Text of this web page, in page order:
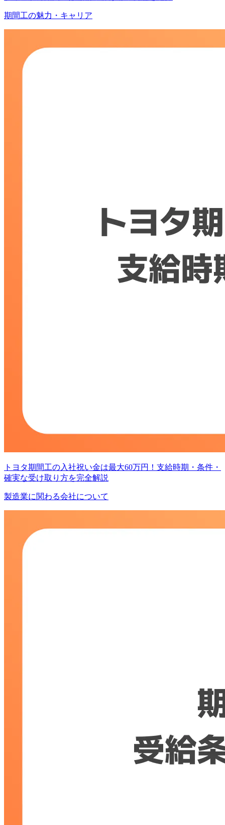
期間工の魅力・キャリア
トヨタ期間工の入社祝い金は最大60万円！支給時期・条件・
確実な受け取り方を完全解説
製造業に関わる会社について